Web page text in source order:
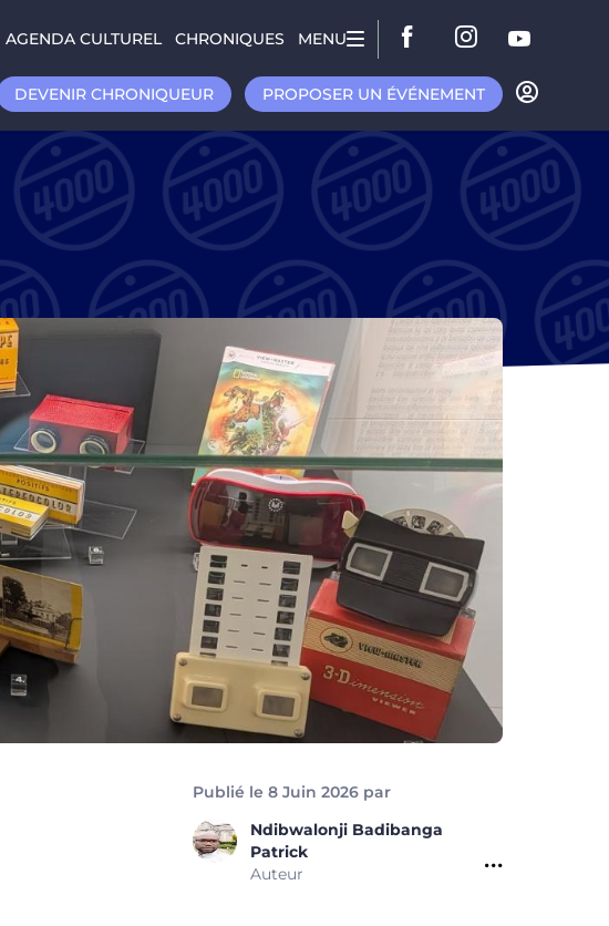
AGENDA CULTUREL CHRONIQUES MENU
DEVENIR CHRONIQUEUR PROPOSER UN ÉVÉNEMENT
Publié le 8 Juin 2026 par
Ndibwalonji Badibanga
Patrick
Auteur